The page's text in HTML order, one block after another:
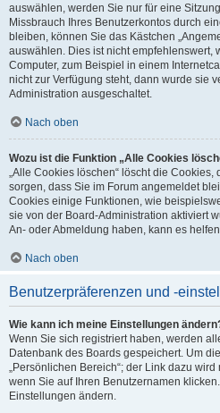
auswählen, werden Sie nur für eine
Missbrauch Ihres Benutzerkontos durch
bleiben, können Sie das Kästchen
auswählen. Dies ist nicht empfehlenswert,
Computer, zum Beispiel in einem
nicht zur Verfügung steht, dann wurde sie
Administration ausgeschaltet.
Nach oben
Wozu ist die Funktion „Alle Cookies
„Alle Cookies löschen“ löscht die
sorgen, dass Sie im Forum angemeldet
Cookies einige Funktionen, wie
sie von der Board-Administration aktiviert
An- oder Abmeldung haben, kann es
Nach oben
Benutzerpräferenzen und -
Wie kann ich meine Einstellungen
Wenn Sie sich registriert haben, werden
Datenbank des Boards gespeichert. Um
„Persönlichen Bereich“; der Link dazu
wenn Sie auf Ihren Benutzernamen
Einstellungen ändern.